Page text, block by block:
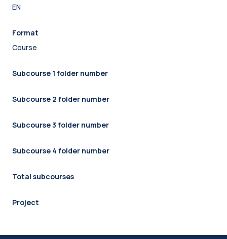
EN
Format
Course
Subcourse 1 folder number
Subcourse 2 folder number
Subcourse 3 folder number
Subcourse 4 folder number
Total subcourses
Project